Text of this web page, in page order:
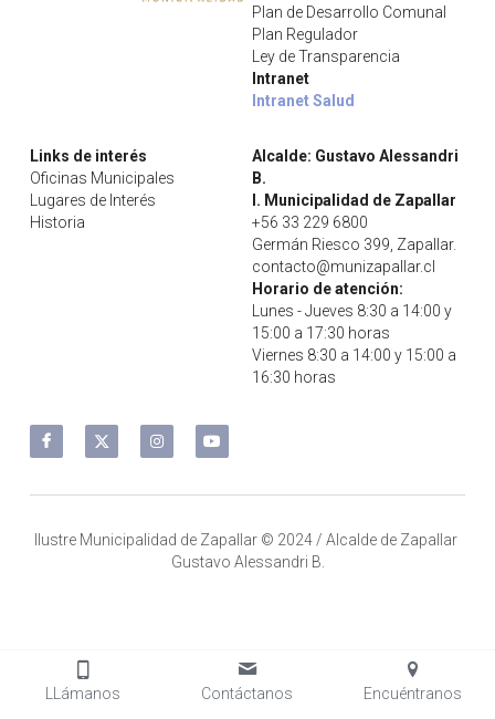
Plan de Desarrollo Comunal
Plan Regulador
Ley de Transparencia
Intranet
Intranet Salud
Links de interés
Oficinas Municipales
Lugares de Interés
Historia
Alcalde: Gustavo Alessandri
B.
I. Municipalidad de Zapallar
+56 33 229 6800
Germán Riesco 399, Zapallar.
contacto@munizapallar.cl
Horario de atención:
Lunes - Jueves 8:30 a 14:00 y
15:00 a 17:30 horas
Viernes 8:30 a 14:00 y 15:00 a
16:30 horas
Ilustre Municipalidad de Zapallar © 2024 / Alcalde de Zapallar
Gustavo Alessandri B.
LLámanos Contáctanos Encuéntranos